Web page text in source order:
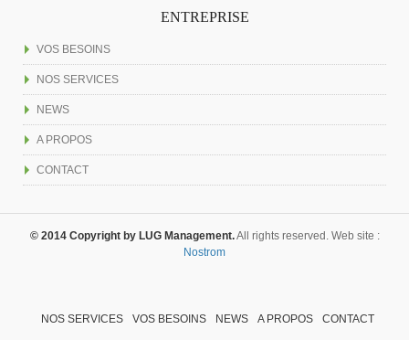
ENTREPRISE
VOS BESOINS
NOS SERVICES
NEWS
A PROPOS
CONTACT
© 2014 Copyright by LUG Management.All rights reserved. Web site :
Nostrom
NOS SERVICES VOS BESOINS NEWS A PROPOS CONTACT